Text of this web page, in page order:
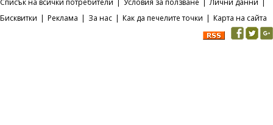
Списък на всички потребители | Условия за ползване | Лични данни |
Бисквитки | Реклама | За нас | Как да печелите точки | Карта на сайта